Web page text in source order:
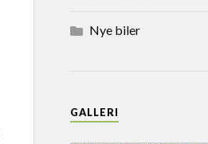
Nye biler
GALLERI